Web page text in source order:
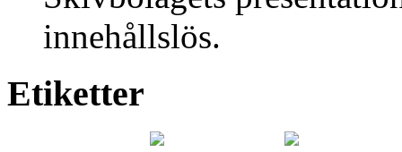
innehållslös.
Etiketter